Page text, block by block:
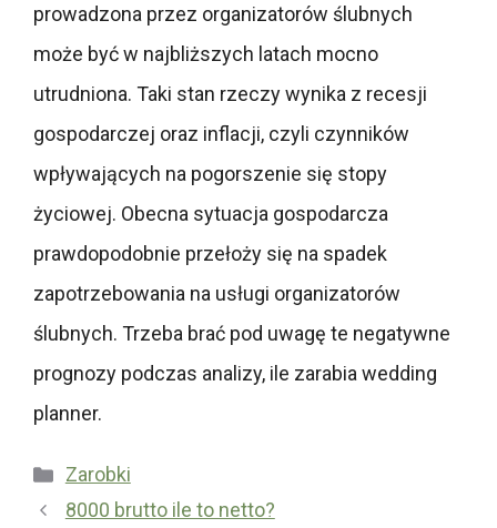
prowadzona przez organizatorów ślubnych
może być w najbliższych latach mocno
utrudniona. Taki stan rzeczy wynika z recesji
gospodarczej oraz inflacji, czyli czynników
wpływających na pogorszenie się stopy
życiowej. Obecna sytuacja gospodarcza
prawdopodobnie przełoży się na spadek
zapotrzebowania na usługi organizatorów
ślubnych. Trzeba brać pod uwagę te negatywne
prognozy podczas analizy, ile zarabia wedding
planner.
Kategorie
Zarobki
8000 brutto ile to netto?